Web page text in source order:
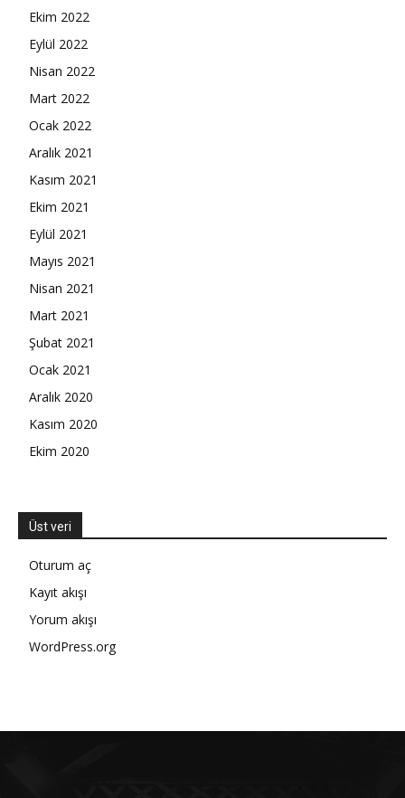
Ekim 2022
Eylül 2022
Nisan 2022
Mart 2022
Ocak 2022
Aralık 2021
Kasım 2021
Ekim 2021
Eylül 2021
Mayıs 2021
Nisan 2021
Mart 2021
Şubat 2021
Ocak 2021
Aralık 2020
Kasım 2020
Ekim 2020
Üst veri
Oturum aç
Kayıt akışı
Yorum akışı
WordPress.org